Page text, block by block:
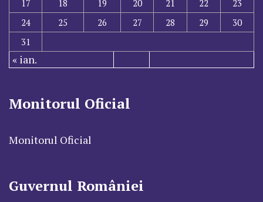
17
18 19 20 21 22
23
24
25 26 27 28 29
30
31
« ian.
Monitorul Oficial
Monitorul Oficial
Guvernul României